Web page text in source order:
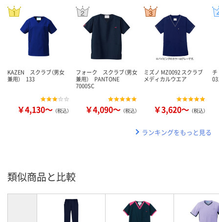
KAZEN スクラブ（男女
兼用） 133
￥4,130～ （税込）
フォーク スクラブ（男女
兼用） PANTONE
7000SC
￥4,090～ （税込）
ミズノ MZ0092 スクラブ
メディカルウエア
￥3,620～ （税込）
ランキングをもっと見る
類似商品と比較